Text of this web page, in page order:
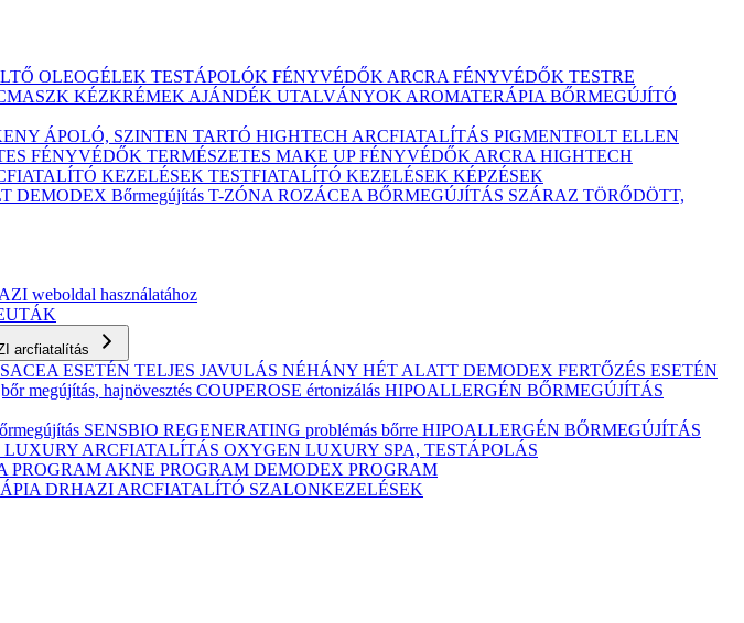
OLEOGÉLEK TESTÁPOLÓK FÉNYVÉDŐK ARCRA FÉNYVÉDŐK TESTRE
KÉZKRÉMEK AJÁNDÉK UTALVÁNYOK AROMATERÁPIA BŐRMEGÚJÍTÓ
ÁPOLÓ, SZINTEN TARTÓ HIGHTECH ARCFIATALÍTÁS PIGMENTFOLT ELLEN
FÉNYVÉDŐK TERMÉSZETES MAKE UPFÉNYVÉDŐK ARCRA HIGHTECH
KEZELÉSEK TESTFIATALÍTÓ KEZELÉSEK KÉPZÉSEK
DEMODEX Bőrmegújítás T-ZÓNA ROZÁCEA BŐRMEGÚJÍTÁS SZÁRAZ TÖRŐDÖTT,
weboldal használatához
arcfiatalítás
ESETÉN TELJES JAVULÁS NÉHÁNY HÉT ALATT DEMODEX FERTŐZÉS ESETÉN
megújítás, hajnövesztés COUPEROSE értonizálás HIPOALLERGÉN BŐRMEGÚJÍTÁS
SENSBIO REGENERATING problémás bőrre HIPOALLERGÉN BŐRMEGÚJÍTÁS
ARCFIATALÍTÁS OXYGEN LUXURY SPA, TESTÁPOLÁS
PROGRAM AKNE PROGRAM DEMODEX PROGRAM
DRHAZI ARCFIATALÍTÓ SZALONKEZELÉSEK